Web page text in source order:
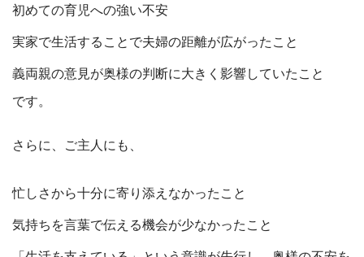
初めての育児への強い不安
実家で生活することで夫婦の距離が広がったこと
義両親の意見が奥様の判断に大きく影響していたこと
です。
さらに、ご主人にも、
忙しさから十分に寄り添えなかったこと
気持ちを言葉で伝える機会が少なかったこと